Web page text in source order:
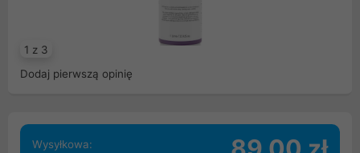
1 z 3
Dodaj pierwszą opinię
Wysyłkowa: